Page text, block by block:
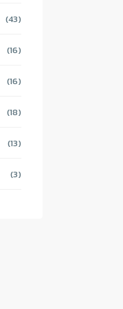
(43)
(16)
(16)
(18)
(13)
(3)